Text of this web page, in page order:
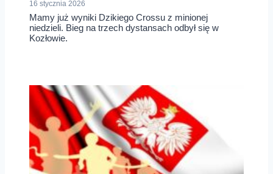
16 stycznia 2026
Mamy już wyniki Dzikiego Crossu z minionej
niedzieli. Bieg na trzech dystansach odbył się w
Kozłowie.